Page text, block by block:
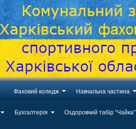
Фаховий коледж Навчальна частина
Бухгалтерія Оздоровчий табір “Чайка”